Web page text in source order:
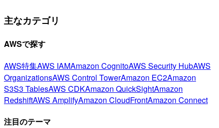
主なカテゴリ
AWSで探す
AWS特集AWS IAMAmazon CognitoAWS Security HubAWS
OrganizationsAWS Control TowerAmazon EC2Amazon
S3S3 TablesAWS CDKAmazon QuickSightAmazon
RedshiftAWS AmplifyAmazon CloudFrontAmazon Connect
注目のテーマ